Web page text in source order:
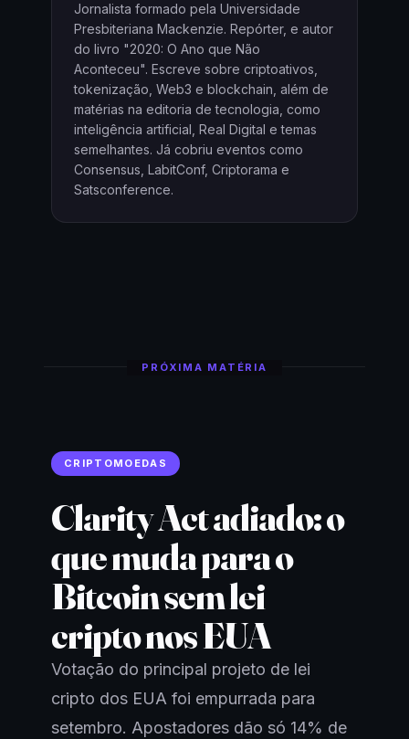
Jornalista formado pela Universidade
Presbiteriana Mackenzie. Repórter, e autor
do livro "2020: O Ano que Não
Aconteceu". Escreve sobre criptoativos,
tokenização, Web3 e blockchain, além de
matérias na editoria de tecnologia, como
inteligência artificial, Real Digital e temas
semelhantes. Já cobriu eventos como
Consensus, LabitConf, Criptorama e
Satsconference.
PRÓXIMA MATÉRIA
CRIPTOMOEDAS
Clarity Act adiado: o
que muda para o
Bitcoin sem lei
cripto nos EUA
Votação do principal projeto de lei
cripto dos EUA foi empurrada para
setembro. Apostadores dão só 14% de